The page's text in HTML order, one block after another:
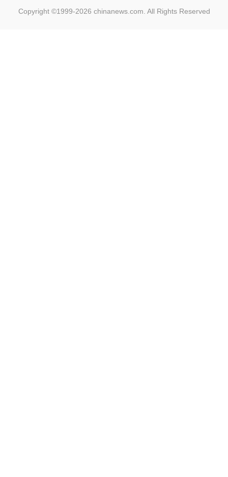
Copyright ©1999-2026 chinanews.com. All Rights Reserved